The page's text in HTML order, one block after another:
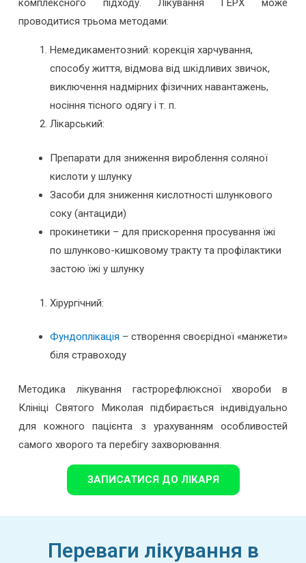
комплексного підходу. Лікування ГЕРХ може
проводитися трьома методами:
Немедикаментозний: корекція харчування,
способу життя, відмова від шкідливих звичок,
виключення надмірних фізичних навантажень,
носіння тісного одягу і т. п.
Лікарський:
Препарати для зниження вироблення соляної
кислоти у шлунку
Засоби для зниження кислотності шлункового
соку (антациди)
прокинетики – для прискорення просування їжі
по шлунково-кишковому тракту та профілактики
застою їжі у шлунку
Хірургічний:
Фундоплікація – створення своєрідної «манжети»
біля стравоходу
Методика лікування гастрорефлюксної хвороби в
Клініці Святого Миколая підбирається індивідуально
для кожного пацієнта з урахуванням особливостей
самого хворого та перебігу захворювання.
ЗАПИСАТИСЯ ДО ЛІКАРЯ
Переваги лікування в